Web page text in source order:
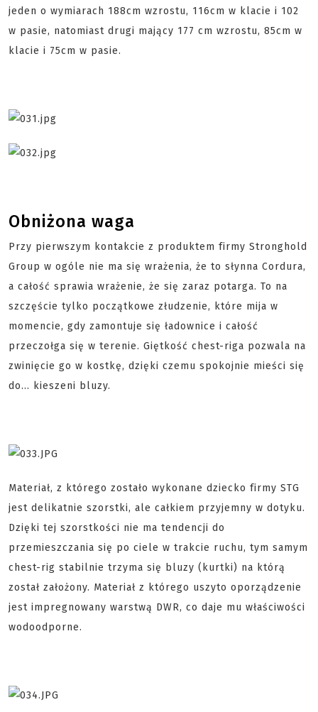
jeden o wymiarach 188cm wzrostu, 116cm w klacie i 102
w pasie, natomiast drugi mający 177 cm wzrostu, 85cm w
klacie i 75cm w pasie.
Obniżona waga
Przy pierwszym kontakcie z produktem firmy Stronghold
Group w ogóle nie ma się wrażenia, że to słynna Cordura,
a całość sprawia wrażenie, że się zaraz potarga. To na
szczęście tylko początkowe złudzenie, które mija w
momencie, gdy zamontuje się ładownice i całość
przeczołga się w terenie. Giętkość chest-riga pozwala na
zwinięcie go w kostkę, dzięki czemu spokojnie mieści się
do... kieszeni bluzy.
Materiał, z którego zostało wykonane dziecko firmy STG
jest delikatnie szorstki, ale całkiem przyjemny w dotyku.
Dzięki tej szorstkości nie ma tendencji do
przemieszczania się po ciele w trakcie ruchu, tym samym
chest-rig stabilnie trzyma się bluzy (kurtki) na którą
został założony. Materiał z którego uszyto oporządzenie
jest impregnowany warstwą DWR, co daje mu właściwości
wodoodporne.